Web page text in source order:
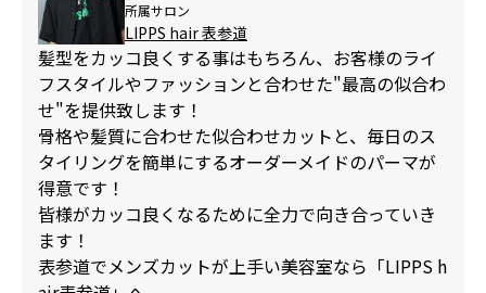
所属サロン
LIPPS hair 表参道
髪型をカッコ良くする事はもちろん、お客様のライ
フスタイルやファッションと合わせた"最高の似合わ
せ"を提供致します！
骨格や髪質に合わせた似合わせカットと、毎日のス
タイリングを簡単にするオーダーメイドのパーマが
得意です！
皆様がカッコ良くなるために全力で向き合っていき
ます！
表参道でメンズカットが上手い美容室なら「LIPPS h